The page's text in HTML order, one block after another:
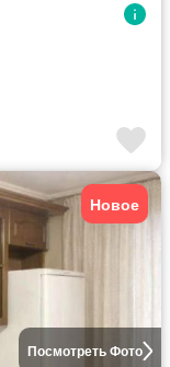
Посмотреть Фото
Новое